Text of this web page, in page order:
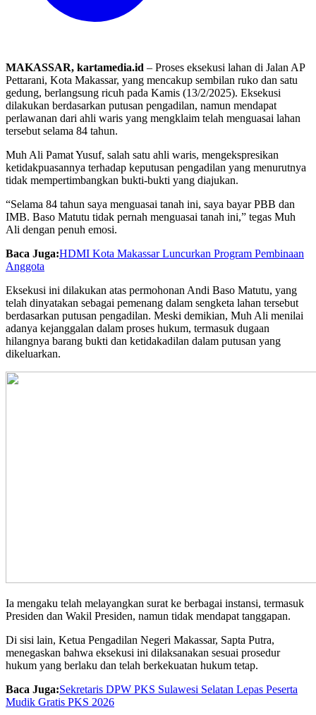
MAKASSAR, kartamedia.id – Proses eksekusi lahan di Jalan AP
Pettarani, Kota Makassar, yang mencakup sembilan ruko dan satu
gedung, berlangsung ricuh pada Kamis (13/2/2025). Eksekusi
dilakukan berdasarkan putusan pengadilan, namun mendapat
perlawanan dari ahli waris yang mengklaim telah menguasai lahan
tersebut selama 84 tahun.
Muh Ali Pamat Yusuf, salah satu ahli waris, mengekspresikan
ketidakpuasannya terhadap keputusan pengadilan yang menurutnya
tidak mempertimbangkan bukti-bukti yang diajukan.
“Selama 84 tahun saya menguasai tanah ini, saya bayar PBB dan
IMB. Baso Matutu tidak pernah menguasai tanah ini,” tegas Muh
Ali dengan penuh emosi.
Baca Juga:HDMI Kota Makassar Luncurkan Program Pembinaan
Anggota
Eksekusi ini dilakukan atas permohonan Andi Baso Matutu, yang
telah dinyatakan sebagai pemenang dalam sengketa lahan tersebut
berdasarkan putusan pengadilan. Meski demikian, Muh Ali menilai
adanya kejanggalan dalam proses hukum, termasuk dugaan
hilangnya barang bukti dan ketidakadilan dalam putusan yang
dikeluarkan.
Ia mengaku telah melayangkan surat ke berbagai instansi, termasuk
Presiden dan Wakil Presiden, namun tidak mendapat tanggapan.
Di sisi lain, Ketua Pengadilan Negeri Makassar, Sapta Putra,
menegaskan bahwa eksekusi ini dilaksanakan sesuai prosedur
hukum yang berlaku dan telah berkekuatan hukum tetap.
Baca Juga:Sekretaris DPW PKS Sulawesi Selatan Lepas Peserta
Mudik Gratis PKS 2026